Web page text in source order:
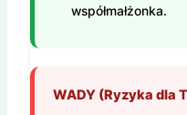
współmałżonka.
WADY (Ryzyka dla